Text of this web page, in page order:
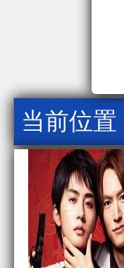
当前位置